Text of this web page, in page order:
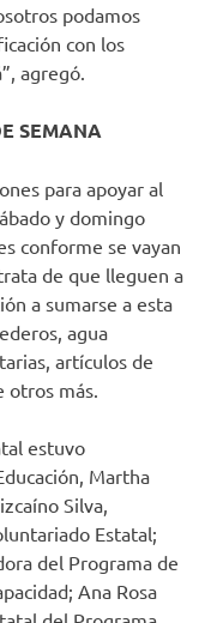
podamos
con los
agregó.
SEMANA
para apoyar al
y domingo
conforme se vayan
de que lleguen a
a sumarse a esta
agua
artículos de
otros más.
estuvo
Martha
Silva,
Estatal;
del Programa de
Ana Rosa